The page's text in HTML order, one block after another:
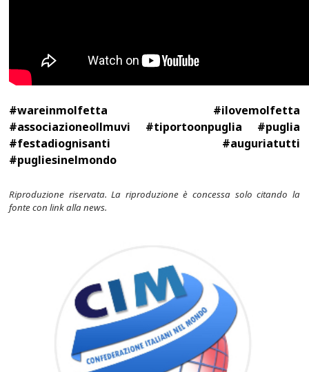
#wareinmolfetta #ilovemolfetta
#associazioneollmuvi #tiportoonpuglia #puglia
#festadiognisanti #auguriatutti
#pugliesinelmondo
Riproduzione riservata. La riproduzione è concessa solo citando la
fonte con link alla news.